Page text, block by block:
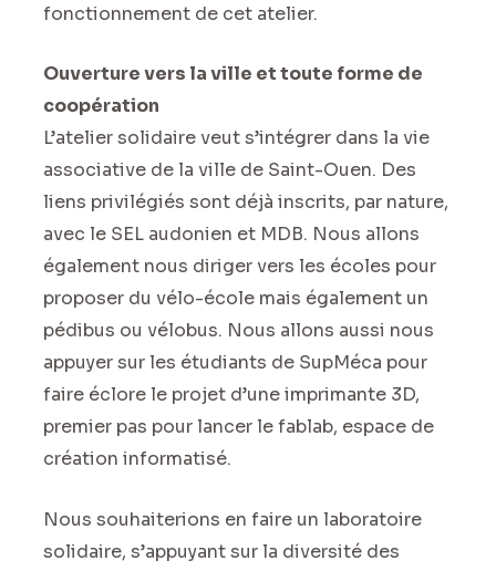
fonctionnement de cet atelier.
Ouverture vers la ville et toute forme de
coopération
L’atelier solidaire veut s’intégrer dans la vie
associative de la ville de Saint-Ouen. Des
liens privilégiés sont déjà inscrits, par nature,
avec le SEL audonien et MDB. Nous allons
également nous diriger vers les écoles pour
proposer du vélo-école mais également un
pédibus ou vélobus. Nous allons aussi nous
appuyer sur les étudiants de SupMéca pour
faire éclore le projet d’une imprimante 3D,
premier pas pour lancer le fablab, espace de
création informatisé.
Nous souhaiterions en faire un laboratoire
solidaire, s’appuyant sur la diversité des